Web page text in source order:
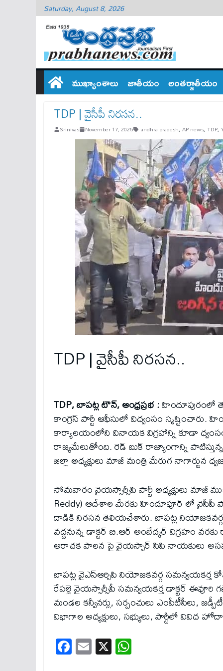
Saturday, August 8, 2026
ముఖ్యాంశాలు జాతీయం అంతర్జాతీయం
TDP | వైసీపీ నిరసన..
Srinivas November 17, 2025 andhra pradesh, AP news, TDP,
TDP | వైసీపీ నిరసన..
TDP, బాపట్ల టౌన్, ఆంధ్రప్రభ :హిందూపురంలో
కాంగ్రెస్ పార్టీ ఆఫీసులో విధ్వంసం సృష్టించారు.
కార్యాలయంలోని వినాయక విగ్రహాన్ని కూడా
రాజ్యమేలుతోంది. రెడ్ బుక్ రాజ్యాంగాన్ని
జిల్లా అధ్యక్షులు మాజీ మంత్రి మేరుగ నాగార్జున
సోమవారం వైయస్సార్సీపి పార్టీ అధ్యక్షులు మాజీ
Reddy) ఆదేశాల మేరకు హిందూపూర్ లో
దాడికి నిరసన తెలియచేశారు. బాపట్ల
వద్దనున్న డాక్టర్ బి.ఆర్ అంబేద్కర్ విగ్రహం
అరాచక పాలన పై వైయస్సార్ సిపి నాయకులు
బాపట్ల వైఎస్ఆర్సిపి నియోజకవర్గ సమన్వయకర్త
రేపల్లె వైయస్సార్సీపీ సమన్వయకర్త డాక్టర్
మండల కన్వీనర్లు, సర్పంచులు ఎంపీటీసీలు,
విభాగాల అధ్యక్షులు, సభ్యులు, పార్టీలో వివిధ
Fa
ce
E
m
X